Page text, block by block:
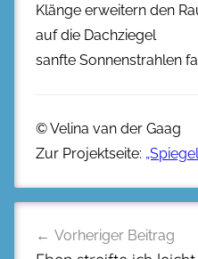
Klänge erweitern den
auf die Dachziegel
sanfte Sonnenstrahlen
© Velina van der Gaag
Zur Projektseite:
Vorheriger Beitrag